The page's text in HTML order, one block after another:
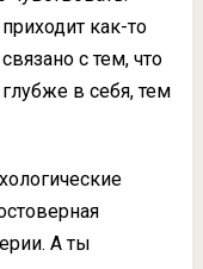
как-то
с тем, что
в себя, тем
А ты